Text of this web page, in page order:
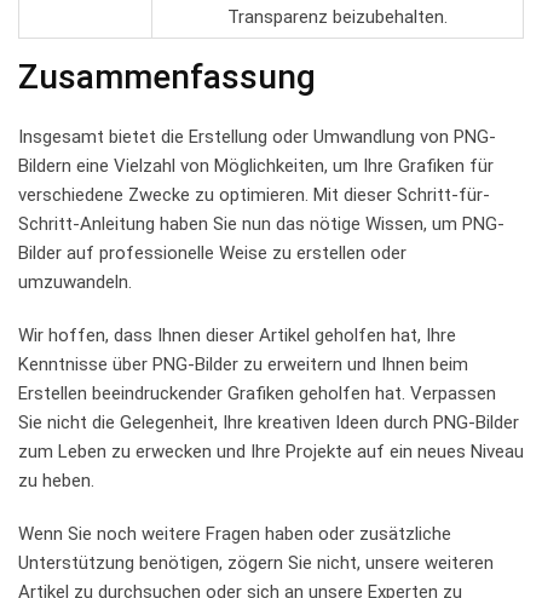
‍Transparenz‍ beizubehalten.
Zusammenfassung
Insgesamt⁢ bietet die Erstellung oder ‍Umwandlung ⁤von PNG-
Bildern eine Vielzahl von Möglichkeiten,​ um Ihre ⁤Grafiken für
verschiedene Zwecke zu ‍optimieren. Mit dieser Schritt-für-
Schritt-Anleitung‍ haben Sie nun​ das nötige ‍Wissen, um PNG-
Bilder⁢ auf ⁤professionelle Weise zu ⁤erstellen oder
umzuwandeln.
Wir hoffen, dass Ihnen dieser Artikel ⁣geholfen hat, Ihre
⁣Kenntnisse über PNG-Bilder zu‌ erweitern und Ihnen beim
Erstellen beeindruckender ⁤Grafiken geholfen hat. Verpassen‍
Sie ‌nicht die‍ Gelegenheit, Ihre ‍kreativen Ideen durch PNG-Bilder ​
zum Leben zu erwecken und Ihre Projekte auf ein⁤ neues ⁤Niveau
zu heben.
Wenn Sie ⁣noch weitere Fragen haben oder zusätzliche
Unterstützung benötigen, zögern Sie nicht,⁤ unsere weiteren
Artikel ⁣zu durchsuchen oder sich an unsere⁤ Experten​ zu